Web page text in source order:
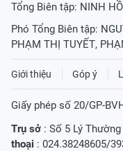
Tổng Biên tập: NINH
Phó Tổng Biên tập:
PHẠM THỊ TUYẾT,
Giới thiệu Góp ý
Giấy phép số 20/GP-
Trụ sở : Số 5 Lý
thoại : 024.38248605/